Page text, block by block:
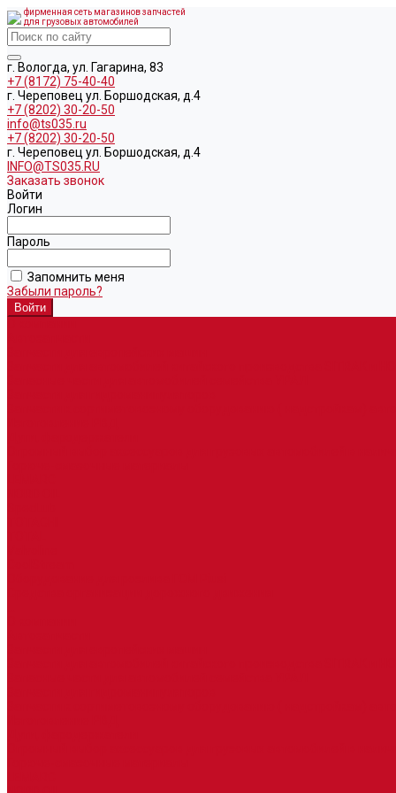
фирменная сеть магазинов запчастей
для грузовых автомобилей
г. Вологда, ул. Гагарина, 83
+7 (8172) 75-40-40
г. Череповец ул. Боршодская, д.4
+7 (8202) 30-20-50
info@ts035.ru
+7 (8202) 30-20-50
г. Череповец ул. Боршодская, д.4
INFO@TS035.RU
Заказать звонок
Войти
Логин
Пароль
Запомнить меня
Забыли пароль?